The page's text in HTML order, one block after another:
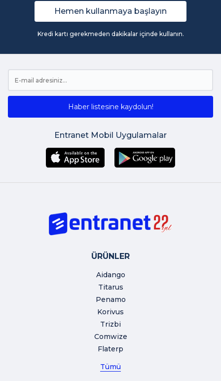
Hemen kullanmaya başlayın
Kredi kartı gerekmeden dakikalar içinde kullanın.
Haber listesine kaydolun!
Entranet Mobil Uygulamalar
ÜRÜNLER
Aidango
Titarus
Penamo
Korivus
Trizbi
Comwize
Flaterp
Tümü